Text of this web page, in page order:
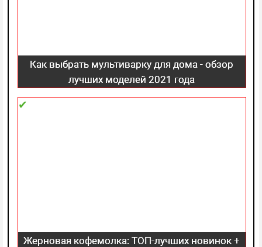
Как выбрать мультиварку для дома - обзор
лучших моделей 2021 года
Жерновая кофемолка: ТОП-лучших новинок +